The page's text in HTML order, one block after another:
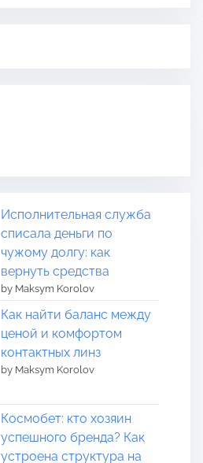
Исполнительная служба
списала деньги по
чужому долгу: как
вернуть средства
by Maksym Korolov
Как найти баланс между
ценой и комфортом
контактных линз
by Maksym Korolov
Космобет: кто хозяин
успешного бренда? Как
устроена структура на